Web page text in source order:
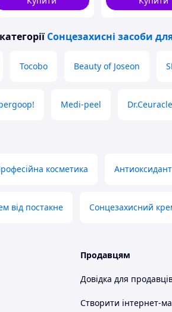
(U0949582_BR)
Сонцезахисні засоби
Tocobo Beauty of Joseon
Medi-peel Dr.Ceuracle
косметика
від постакне Сонцезахисний
Продавцям
Довідка для
Створити інтернет-